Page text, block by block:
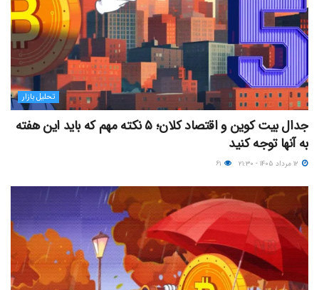
تحلیل بازار
جدال بیت کوین و اقتصاد کلان؛ ۵ نکته مهم که باید این هفته
به آنها توجه کنید